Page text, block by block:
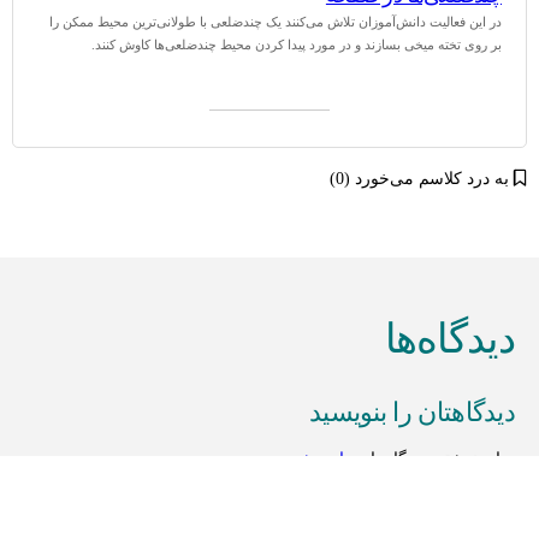
در این فعالیت دانش‌آموزان تلاش می‌کنند یک چندضلعی با طولانی‌ترین محیط ممکن را
بر روی تخته میخی بسازند و در مورد پیدا کردن محیط چندضلعی‌ها کاوش کنند.
به درد کلاسم می‌خورد (0)
دیدگاه‌ها
دیدگاهتان را بنویسید
برای نوشتن دیدگاه باید وارد بشوید